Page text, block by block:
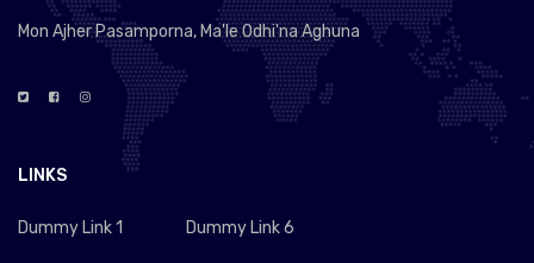
Mon Ajher Pasamporna, Ma'le Odhi'na Aghuna
LINKS
Dummy Link 1 Dummy Link 6